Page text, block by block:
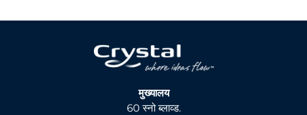
मुख्यालय
60 स्नो ब्लाव्ड.